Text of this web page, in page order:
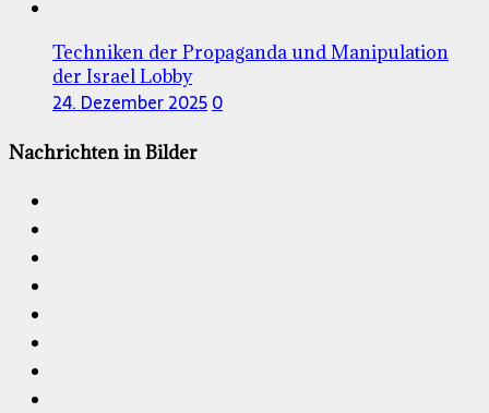
Techniken der Propaganda und Manipulation
der Israel Lobby
24. Dezember 20250
Nachrichten in Bilder